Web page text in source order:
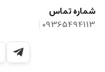
شماره تماس
09365494113
|